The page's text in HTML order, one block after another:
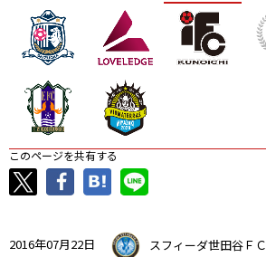
このページを共有する
2016年07月22日
スフィーダ世田谷ＦＣ